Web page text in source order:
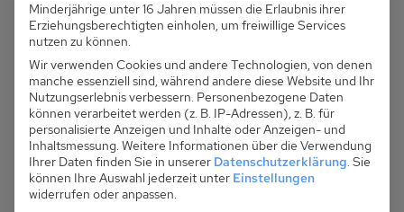
Suchen
PL 050.029B - Ferienhaus
Gawronska (nr 9)
Minderjährige unter 16 Jahren müssen die Erlaubnis ihrer
Erziehungsberechtigten einholen, um freiwillige Services
nutzen zu können.
Wir verwenden Cookies und andere Technologien, von denen
manche essenziell sind, während andere diese Website und Ihr
Nutzungserlebnis verbessern. Personenbezogene Daten
können verarbeitet werden (z. B. IP-Adressen), z. B. für
personalisierte Anzeigen und Inhalte oder Anzeigen- und
Inhaltsmessung. Weitere Informationen über die Verwendung
Ihrer Daten finden Sie in unserer Datenschutzerklärung. Sie
können Ihre Auswahl jederzeit unter Einstellungen
widerrufen oder anpassen.